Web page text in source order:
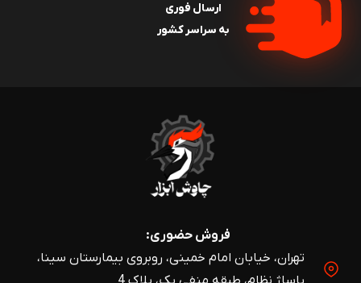
ارسال فوری
به سراسر کشور
فروش حضوری:
تهران، خیابان امام خمینی، روبروی بیمارستان سینا،